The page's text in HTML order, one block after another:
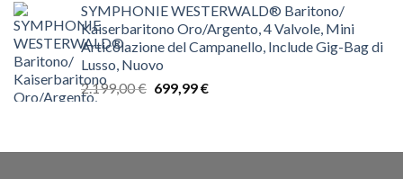
originale
era:
449,00 €.
attuale
è:
299,99 €.
SYMPHONIE WESTERWALD® Baritono/
Kaiserbaritono Oro/Argento, 4 Valvole, Mini
Articolazione del Campanello, Include Gig-Bag di
Lusso, Nuovo
2.199,00€ Il
699,99€Il